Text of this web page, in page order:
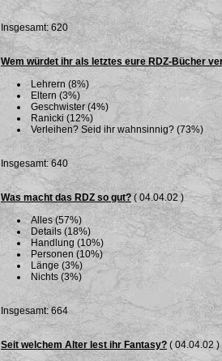
Insgesamt: 620
Wem würdet ihr als letztes eure RDZ-Bücher
Lehrern (8%)
Eltern (3%)
Geschwister (4%)
Ranicki (12%)
Verleihen? Seid ihr wahnsinnig? (73%)
Insgesamt: 640
Was macht das RDZ so gut?( 04.04.02 )
Alles (57%)
Details (18%)
Handlung (10%)
Personen (10%)
Länge (3%)
Nichts (3%)
Insgesamt: 664
Seit welchem Alter lest ihr Fantasy? ( 04.04.02 )